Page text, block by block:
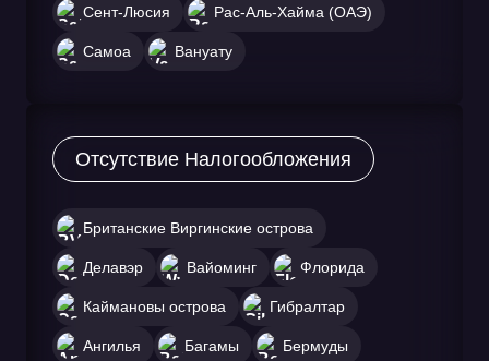
Сент-Люсия Рас-Аль-Хайма (ОАЭ)
Самоа Вануату
Отсутствие Налогообложения
Британские Виргинские острова
Делавэр Вайоминг Флорида
Каймановы острова Гибралтар
Ангилья Багамы Бермуды